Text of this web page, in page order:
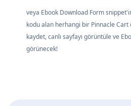
veya Ebook Download Form
kodu alan herhangi bir Pinnacle Cart
kaydet, canlı sayfayı görüntüle ve
görünecek!